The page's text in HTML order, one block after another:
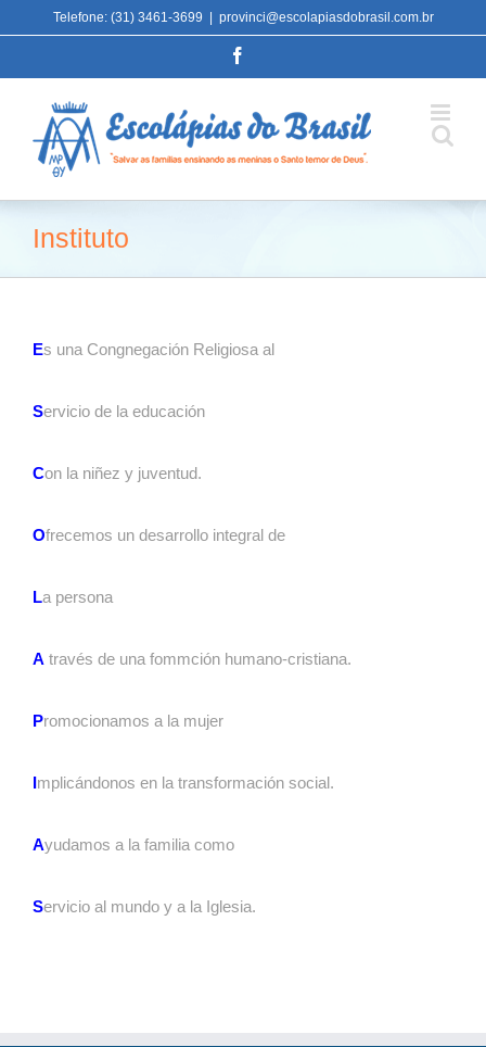
para
conteúdo
Telefone: (31) 3461-3699 provinci@escolapiasdobrasil.com.br
Instituto
Es una Congnegación Religiosa al
Servicio de la educación
Con la niñez y juventud.
Ofrecemos un desarrollo integral de
La persona
A través de una fommción humano-cristiana.
Promocionamos a la mujer
Implicándonos en la transformación social.
Ayudamos a la familia como
Servicio al mundo y a la Iglesia.